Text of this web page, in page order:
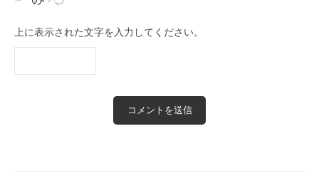
上に表示された文字を入力してください。